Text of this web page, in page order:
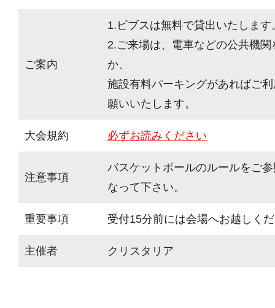
ご案内
1.ビブスは無料で貸出いたします
2.ご来場は、電車などの公共機
か、
施設有料パーキングがあればご
願いいたします。
大会規約 必ずお読みください
注意事項
バスケットボールのルールをご
なって下さい。
重要事項 受付15分前には会場へお越しく
主催者 クリスタリア